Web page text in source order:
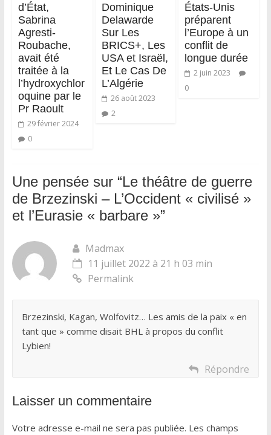
d’État,
Sabrina
Agresti-
Roubache,
avait été
traitée à la
l’hydroxychlor
oquine par le
Pr Raoult
29 février 2024
0
Dominique
Delawarde
Sur Les
BRICS+, Les
USA et Israël,
Et Le Cas De
L’Algérie
26 août 2023
2
États-Unis
préparent
l’Europe à un
conflit de
longue durée
2 juin 2023
0
Une pensée sur “Le théâtre de guerre
de Brzezinski – L’Occident « civilisé »
et l’Eurasie « barbare »”
Madmax
11 juillet 2022 à 21 h 03 min
Permalink
Brzezinski, Kagan, Wolfovitz… Les amis de la paix « en
tant que » comme disait BHL à propos du conflit
Lybien!
Répondre
Laisser un commentaire
Votre adresse e-mail ne sera pas publiée. Les champs